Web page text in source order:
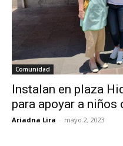
Comunidad
Instalan en plaza
para apoyar a niños
Ariadna Lira - mayo 2, 2023